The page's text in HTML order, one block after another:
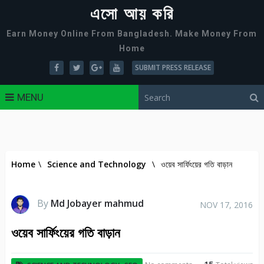
এসো আয় করি
Earn Money Online From Bangladesh. Make Money From
Home
SUBMIT PRESS RELEASE
MENU
Home \ Science and Technology \ ওয়েব সার্ফিংয়ের গতি বাড়ান
By Md Jobayer mahmud NOV 17, 2016
ওয়েব সার্ফিংয়ের গতি বাড়ান